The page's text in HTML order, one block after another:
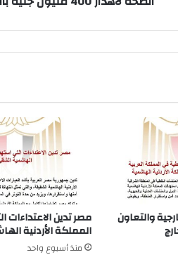
والتعاون مصر تدين
المملكة الأردنية
منذ أسبوع واحد